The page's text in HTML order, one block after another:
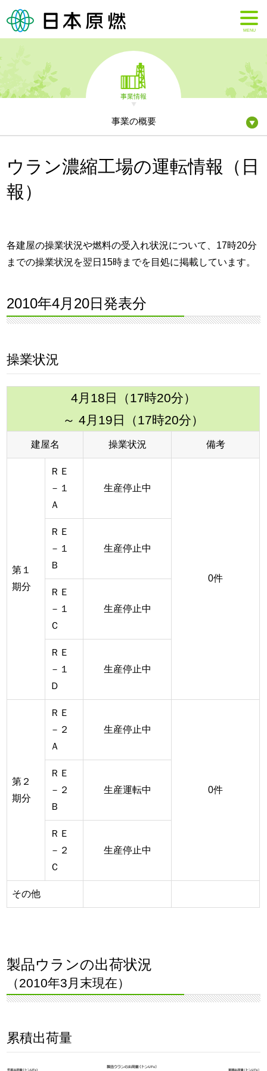
MENU
事業情報
事業の概要
ウラン濃縮工場の運転情報（日
報）
各建屋の操業状況や燃料の受入れ状況について、17時20分
までの操業状況を翌日15時までを目処に掲載しています。
2010年4月20日発表分
操業状況
4月18日（17時20分）
～ 4月19日（17時20分）
建屋名 操業状況 備考
第１
期分
ＲＥ
－１
Ａ
生産停止中
0件
ＲＥ
－１
Ｂ
生産停止中
ＲＥ
－１
Ｃ
生産停止中
ＲＥ
－１
Ｄ
生産停止中
第２
期分
ＲＥ
－２
Ａ
生産停止中
0件
ＲＥ
－２
Ｂ
生産運転中
ＲＥ
－２
Ｃ
生産停止中
その他
製品ウランの出荷状況
（2010年3月末現在）
累積出荷量